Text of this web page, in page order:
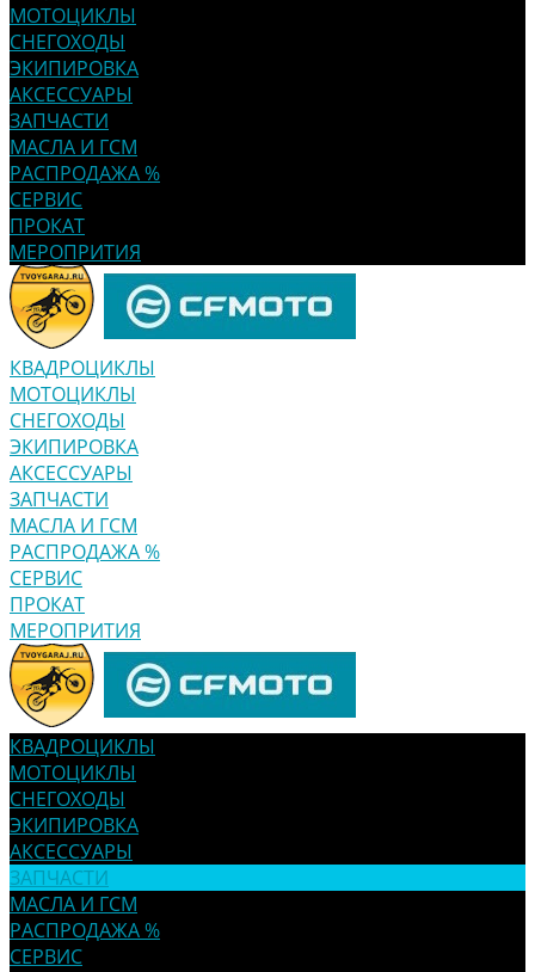
МОТОЦИКЛЫ
СНЕГОХОДЫ
ЭКИПИРОВКА
АКСЕССУАРЫ
ЗАПЧАСТИ
МАСЛА И ГСМ
РАСПРОДАЖА %
СЕРВИС
ПРОКАТ
МЕРОПРИТИЯ
КВАДРОЦИКЛЫ
МОТОЦИКЛЫ
СНЕГОХОДЫ
ЭКИПИРОВКА
АКСЕССУАРЫ
ЗАПЧАСТИ
МАСЛА И ГСМ
РАСПРОДАЖА %
СЕРВИС
ПРОКАТ
МЕРОПРИТИЯ
КВАДРОЦИКЛЫ
МОТОЦИКЛЫ
СНЕГОХОДЫ
ЭКИПИРОВКА
АКСЕССУАРЫ
ЗАПЧАСТИ
МАСЛА И ГСМ
РАСПРОДАЖА %
СЕРВИС